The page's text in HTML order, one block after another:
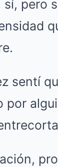
sí, pero
sentí
por